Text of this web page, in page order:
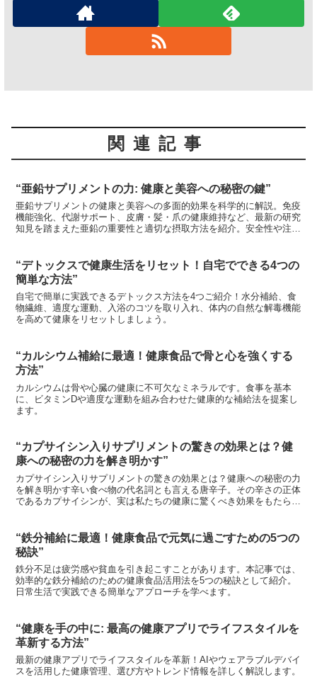
関連記事
“亜鉛サプリメントの力: 健康と美容への秘密の鍵”
亜鉛サプリメントの健康と美容への多面的効果を科学的に解説。免疫
機能強化、代謝サポート、皮膚・髪・爪の健康維持など、最新の研究
知見を踏まえた亜鉛の重要性と適切な摂取方法を紹介。安全性や注意
“デトックスで健康生活をリセット！自宅でできる4つの
簡単な方法”
自宅で簡単に実践できるデトックス方法を4つご紹介！水分補給、食
物繊維、適度な運動、入浴のコツを取り入れ、体内の自然な解毒機能
を高めて健康をリセットしましょう。
“カルシウム補給に最適！健康食品で骨と心を強くする
方法”
カルシウムは骨や心臓の健康に不可欠なミネラルです。食事を基本
に、ビタミンDや適度な運動を組み合わせた健康的な補給法を提案し
ます。
“カプサイシン入りサプリメントの驚きの効果とは？健
康への秘密の力を解き明かす”
カプサイシン入りサプリメントの驚きの効果とは？健康への秘密の力
を解き明かす辛い食べ物の代名詞とも言える唐辛子。その辛さの正体
であるカプサイシンが、実は私たちの健康に驚くべき効果をもたらす
“鉄分補給に最適！健康食品で元気に過ごすための5つの
秘訣”
鉄分不足は疲労感や貧血を引き起こすことがあります。本記事では、
効率的な鉄分補給のための健康食品活用法を5つの秘訣として紹介。
日常生活で実践できる簡単なアプローチを学べます。
“健康を手の中に: 最高の健康アプリでライフスタイルを
革新する方法”
最新の健康アプリでライフスタイルを革新！AIやウェアラブルデバイ
スを活用した健康管理、選び方やトレンド情報を詳しく解説します。